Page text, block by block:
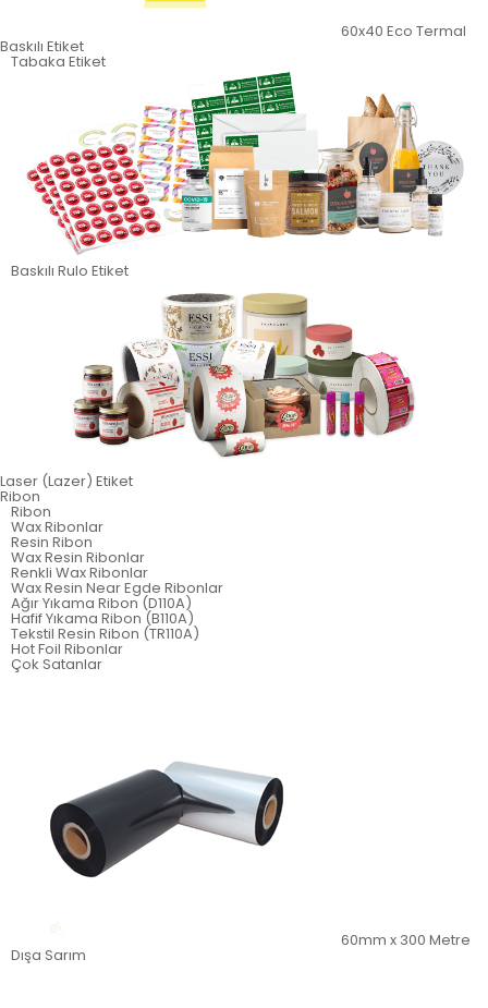
60x40 Eco Termal
Baskılı Etiket
Tabaka Etiket
Baskılı Rulo Etiket
Laser (Lazer) Etiket
Ribon
Ribon
Wax Ribonlar
Resin Ribon
Wax Resin Ribonlar
Renkli Wax Ribonlar
Wax Resin Near Egde Ribonlar
Ağır Yıkama Ribon (D110A)
Hafif Yıkama Ribon (B110A)
Tekstil Resin Ribon (TR110A)
Hot Foil Ribonlar
Çok Satanlar
60mm x 300 Metre
Dışa Sarım